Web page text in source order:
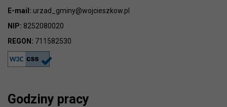
E-mail: urzad_gminy@wojcieszkow.pl
NIP: 8252080020
REGON: 711582530
Godziny pracy